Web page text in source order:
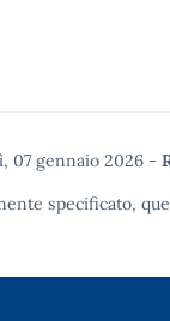
07 gennaio 2026 -
specificato,